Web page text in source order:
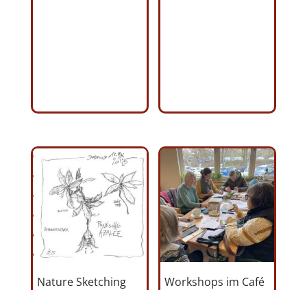
Nature Sketching Workshops im Café